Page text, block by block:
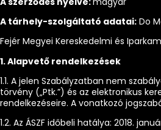
A tárhely-szolgáltató adatai: Do
Fejér Megyei Kereskedelmi és
1. Alapvető rendelkezések
1.1. A jelen Szabályzatban nem
törvény („Ptk.”) és az elektronikus
rendelkezéseire. A vonatkozó
1.2. Az ÁSZF időbeli hatálya: 2018.